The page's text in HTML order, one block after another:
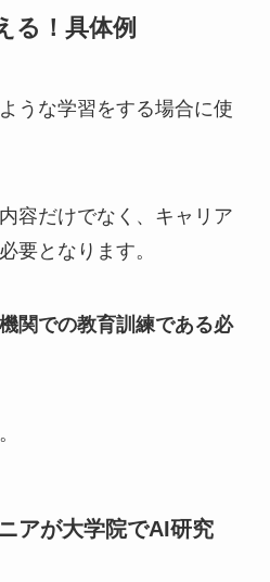
る！具体例
うな学習をする場合に使
容だけでなく、キャリア
要となります。
関での教育訓練である必
アが大学院でAI研究